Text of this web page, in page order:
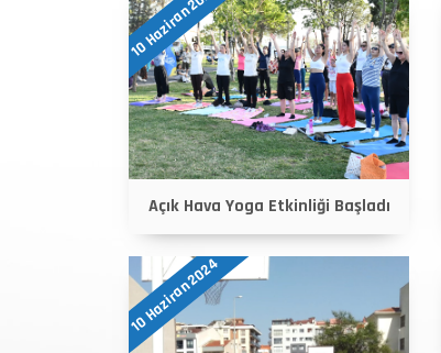
10 Haziran 2024
Açık Hava Yoga Etkinliği Başladı
10 Haziran 2024